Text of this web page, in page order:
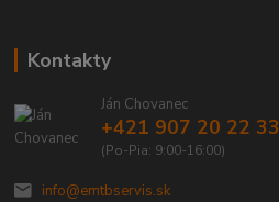
Kontakty
Ján Chovanec
+421 907 20 22 33
(Po-Pia: 9:00-16:00)
info@emtbservis.sk